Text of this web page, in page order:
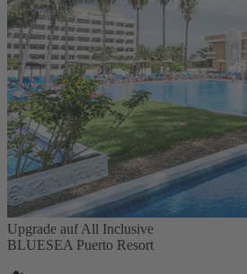
Upgrade auf All Inclusive
BLUESEA Puerto Resort